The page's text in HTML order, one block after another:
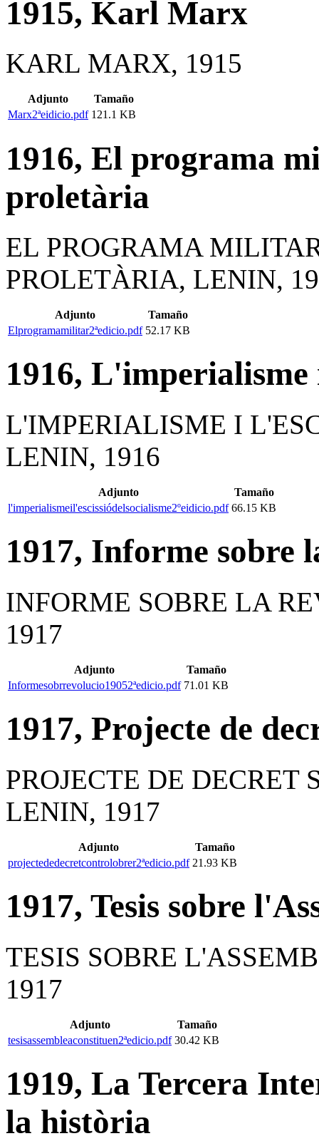
1915, Karl Marx
KARL MARX, 1915
Adjunto
Tamaño
Marx2ªeidicio.pdf 121.1 KB
1916, El programa
proletària
EL PROGRAMA
PROLETÀRIA, LENIN,
Adjunto
Tamaño
Elprogramamilitar2ªedicio.pdf 52.17 KB
1916, L'imperialisme
L'IMPERIALISME I
LENIN, 1916
Adjunto
Tamaño
l'imperialismeil'escissiódelsocialisme2ºeidicio.pdf 66.15 KB
1917, Informe sobre
INFORME SOBRE LA
1917
Adjunto
Tamaño
Informesobrrevolucio19052ªedicio.pdf 71.01 KB
1917, Projecte de
PROJECTE DE DECRET
LENIN, 1917
Adjunto
Tamaño
projectededecretcontrolobrer2ªedicio.pdf 21.93 KB
1917, Tesis sobre
TESIS SOBRE
1917
Adjunto
Tamaño
tesisassembleaconstituen2ªedicio.pdf 30.42 KB
1919, La Tercera
la història